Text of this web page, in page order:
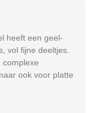
heeft een geel-
vol fijne deeltjes.
complexe
ook voor platte